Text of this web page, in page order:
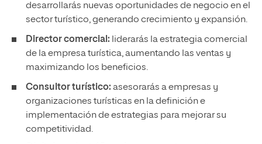
desarrollarás nuevas oportunidades de negocio en el
sector turístico, generando crecimiento y expansión.
Director comercial: liderarás la estrategia comercial
de la empresa turística, aumentando las ventas y
maximizando los beneficios.
Consultor turístico: asesorarás a empresas y
organizaciones turísticas en la definición e
implementación de estrategias para mejorar su
competitividad.